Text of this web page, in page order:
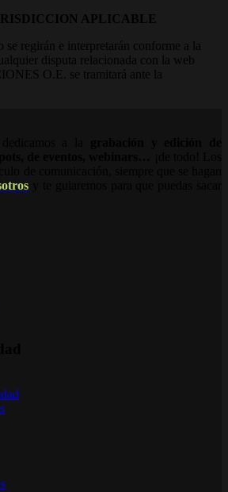
APLICABLE
se regirán e interpretarán conforme a la
disputa relacionada con la web
O.E. se tramitará ante la